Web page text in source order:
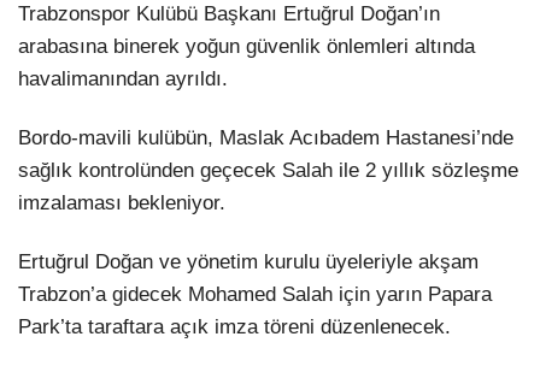
Trabzonspor Kulübü Başkanı Ertuğrul Doğan’ın
arabasına binerek yoğun güvenlik önlemleri altında
havalimanından ayrıldı.
Bordo-mavili kulübün, Maslak Acıbadem Hastanesi’nde
sağlık kontrolünden geçecek Salah ile 2 yıllık sözleşme
imzalaması bekleniyor.
Ertuğrul Doğan ve yönetim kurulu üyeleriyle akşam
Trabzon’a gidecek Mohamed Salah için yarın Papara
Park’ta taraftara açık imza töreni düzenlenecek.